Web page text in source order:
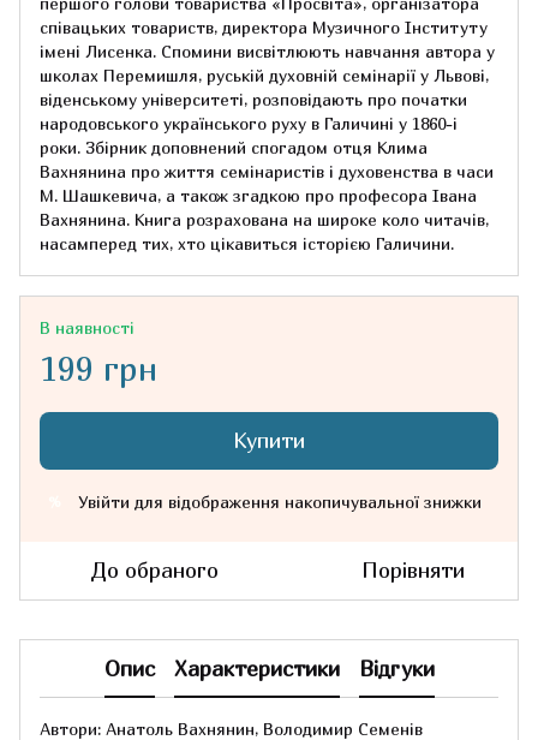
співацьких товариств, директора Музичного Інституту
імені Лисенка. Спомини висвітлюють навчання автора у
школах Перемишля, руській духовній семінарії у Львові,
віденському університеті, розповідають про початки
народовського українського руху в Галичині у 1860-і
роки. Збірник доповнений спогадом отця Клима
Вахнянина про життя семінаристів і духовенства в часи
М. Шашкевича, а також згадкою про професора Івана
Вахнянина. Книга розрахована на широке коло читачів,
насамперед тих, хто цікавиться історією Галичини.
В наявності
199 грн
Купити
Увійти для відображення накопичувальної знижки
До обраного Порівняти
Опис Характеристики Відгуки
Автори: Анатоль Вахнянин, Володимир Семенів